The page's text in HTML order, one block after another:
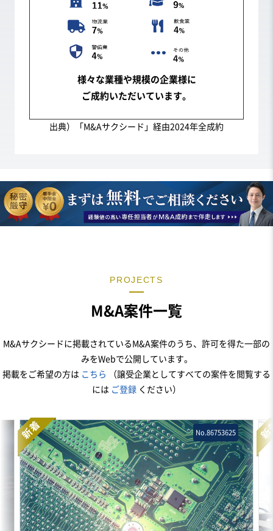
様々な業種や規模の企業様に
ご成約いただいています。
出典）「M&Aサクシード」経由2024年全成約
PROJECTS
M&A案件一覧
M&Aサクシードに掲載されているM&A案件のうち、許可を得た一部の
みをWebで公開しています。
掲載をご希望の方は こちら
（譲受企業としてすべての案件を閲覧する
には ご登録 ください）
新着 No.86753625